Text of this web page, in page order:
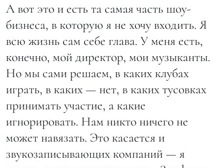
А вот это и есть та самая часть шоу-
бизнеса, в которую я не хочу входить. Я
всю жизнь сам себе глава. У меня есть,
конечно, мой директор, мои музыканты.
Но мы сами решаем, в каких клубах
играть, в каких — нет, в каких тусовках
принимать участие, а какие
игнорировать. Нам никто ничего не
может навязать. Это касается и
звукозаписывающих компаний — я